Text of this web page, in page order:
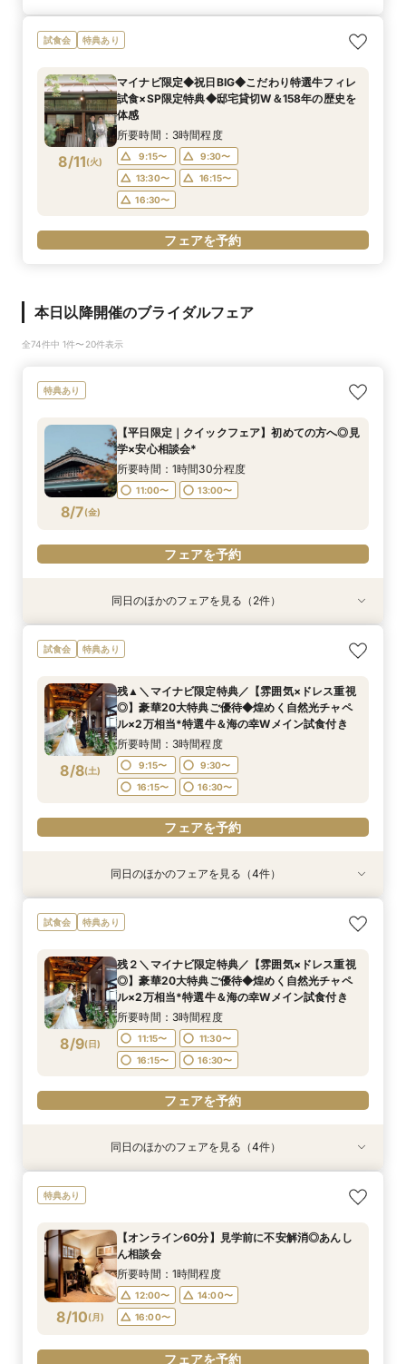
試食会 特典あり
8/11(火)
マイナビ限定◆祝日BIG◆こだわり特選牛フィレ
試食×SP限定特典◆邸宅貸切W＆158年の歴史を
体感
所要時間：3時間程度
9:15〜
9:30〜
13:30〜
16:15〜
16:30〜
フェアを予約
本日以降開催のブライダルフェア
全74件中 1件〜20件表示
特典あり
8/7(金)
【平日限定｜クイックフェア】初めての方へ◎見
学×安心相談会*
所要時間：1時間30分程度
11:00〜 13:00〜
フェアを予約
8/7 (金)
フォトウェディングご相談会
11:00〜 13:00〜
フェアを予約
8/7 (金)
【オンライン60分】見学前に不安解消◎あんし
ん相談会
12:00〜
14:00〜
16:00〜
フェアを予約
同日のほかのフェアを見る（2件）
試食会 特典あり
8/8(土)
残▲＼マイナビ限定特典／【雰囲気×ドレス重視
◎】豪華20大特典ご優待◆煌めく自然光チャペ
ル×2万相当*特選牛＆海の幸Wメイン試食付き
所要時間：3時間程度
9:15〜
9:30〜
16:15〜
16:30〜
フェアを予約
特典あり
8/8 (土)
【お料理重視の方へ】老舗料亭の和食文化とフレ
ンチの融合＊シェフ特選牛フィレ試食付
9:30〜 16:30〜
フェアを予約
8/8 (土)
フォトウェディングご相談会
13:30〜
フェアを予約
特典あり
8/8 (土)
【6名様～少人数婚あんしん相談会】無料試食付
13:30〜
フェアを予約
特典あり
8/8 (土)
＼夏BIG*／最大140万円特典プレゼント◆憧れの
結婚式ALL体験×2万相当*特選牛＆海の幸試食付
所要時間：3時間程度
9:15〜
9:30〜
16:15〜
16:30〜
フェアを予約
同日のほかのフェアを見る（4件）
試食会 特典あり
8/9(日)
残２＼マイナビ限定特典／【雰囲気×ドレス重視
◎】豪華20大特典ご優待◆煌めく自然光チャペ
ル×2万相当*特選牛＆海の幸Wメイン試食付き
所要時間：3時間程度
11:15〜
11:30〜
16:15〜
16:30〜
フェアを予約
特典あり
8/9(日)
＼マイナビ限定特典／【和婚×158年の歴史】豪
所要時間：3時間程度
16:15〜
16:30〜
フェアを予約
8/9(日)
16:30〜
フェアを予約
特典あり
8/9(日)
【6名様～少人数婚あんしん相談会】無料試食付
16:30〜
フェアを予約
特典あり
8/9(日)
【お料理重視の方へ】老舗料亭の和食文化とフレ
11:30〜
フェアを予約
同日のほかのフェアを見る（4件）
特典あり
8/10(月)
【オンライン60分】見学前に不安解消◎あんし
ん相談会
所要時間：1時間程度
12:00〜
14:00〜
16:00〜
フェアを予約